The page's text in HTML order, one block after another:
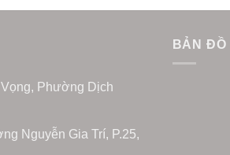
Phường Dịch
Nguyễn Gia Trí, P.25,
BẢN ĐỒ